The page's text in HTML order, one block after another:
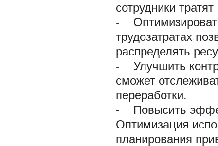
сотрудники
-
трудозатратах
распределять
-
Улучшить
сможет
переработки.
-
Повысить
Оптимизация
планирования